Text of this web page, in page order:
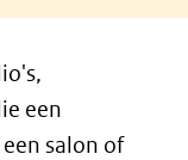
een
salon of